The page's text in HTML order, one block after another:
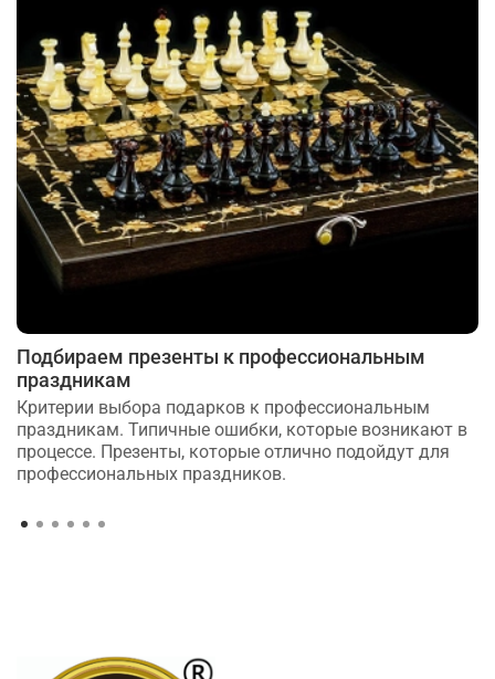
Подбираем презенты к профессиональным
праздникам
Критерии выбора подарков к профессиональным
праздникам. Типичные ошибки, которые возникают в
процессе. Презенты, которые отлично подойдут для
профессиональных праздников.